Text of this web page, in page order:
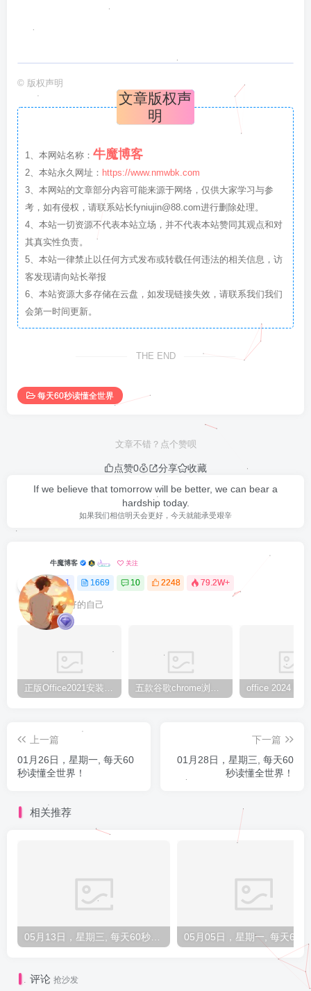
© 版权声明
文章版权声
明
1、本网站名称： 牛魔博客
2、本站永久网址： https://www.nmwbk.com
3、本网站的文章部分内容可能来源于网络，仅供大家学习与参
考，如有侵权，请联系站长fyniujin@88.com进行删除处理。
4、本站一切资源不代表本站立场，并不代表本站赞同其观点和对
其真实性负责。
5、本站一律禁止以任何方式发布或转载任何违法的相关信息，访
客发现请向站长举报
6、本站资源大多存储在云盘，如发现链接失效，请联系我们我们
会第一时间更新。
THE END
每天60秒读懂全世界
文章不错？点个赞呗
点赞0 分享
收藏
If we believe that tomorrow will be better, we can bear a
hardship today.
如果我们相信明天会更好，今天就能承受艰辛
牛魔博客 关注
1 1669 10 2248 79.2W+
最最好的自己
上一篇
01月26日，星期一, 每天60
秒读懂全世界！
下一篇
01月28日，星期三, 每天60
秒读懂全世界！
相关推荐
评论 抢沙发